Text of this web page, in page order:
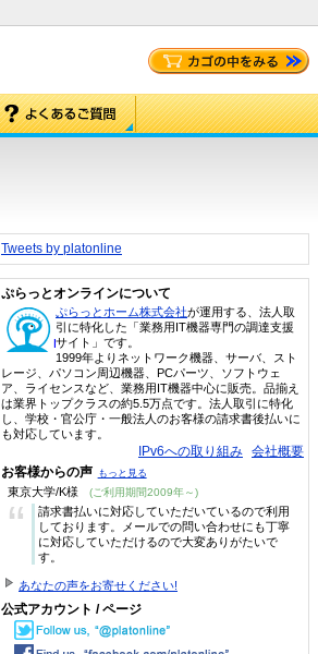
Tweets by platonline
ぷらっとオンラインについて
ぷらっとホーム株式会社が運用する、法人取
引に特化した「業務用IT機器専門の調達支援
サイト」です。
1999年よりネットワーク機器、サーバ、スト
レージ、パソコン周辺機器、PCパーツ、ソフトウェ
ア、ライセンスなど、業務用IT機器中心に販売。品揃え
は業界トップクラスの約5.5万点です。法人取引に特化
し、学校・官公庁・一般法人のお客様の請求書後払いに
も対応しています。
IPv6への取り組み 会社概要
お客様からの声 もっと見る
東京大学/K様 (ご利用期間2009年～)
“
請求書払いに対応していただいているので利用
しております。メールでの問い合わせにも丁寧
に対応していただけるので大変ありがたいで
す。
あなたの声をお寄せください!
公式アカウント / ページ